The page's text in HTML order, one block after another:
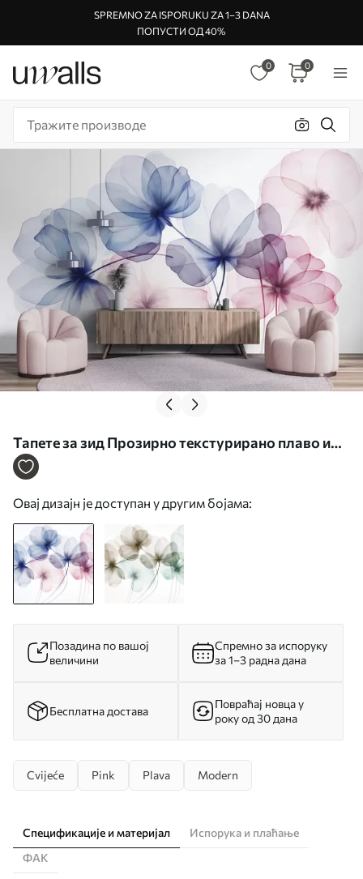
SPREMNO ZA ISPORUKU ZA 1–3 DANA
ПОПУСТИ ОД 40%
0 0
Тапете за зид Прозирно текстурирано плаво и
ружичасто цвеће на светлој позадини, нежне
Овај дизајн је доступан у другим бојама:
Позадина по вашој
величини
Спремно за испоруку
за 1–3 радна дана
Бесплатна достава
Повраћај новца у
року од 30 дана
Cvijeće Pink Plava Modern
Спецификације и материјал
Испорука и плаћање
ФАК